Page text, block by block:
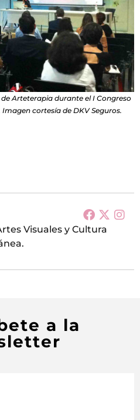
Arteterapia durante el I Congreso
cortesía de DKV Seguros.
Visuales y Cultura
a la